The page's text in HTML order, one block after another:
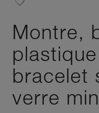
Montre,
bracelet
verre